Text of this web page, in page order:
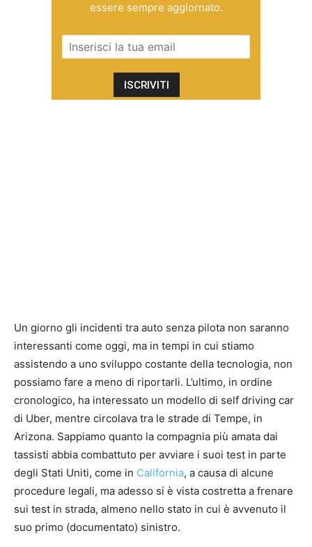
essere sempre aggiornato.
Un giorno gli incidenti tra auto senza pilota non saranno
interessanti come oggi, ma in tempi in cui stiamo
assistendo a uno sviluppo costante della tecnologia, non
possiamo fare a meno di riportarli. L’ultimo, in ordine
cronologico, ha interessato un modello di self driving car
di Uber, mentre circolava tra le strade di Tempe, in
Arizona. Sappiamo quanto la compagnia più amata dai
tassisti abbia combattuto per avviare i suoi test in parte
degli Stati Uniti, come in California, a causa di alcune
procedure legali, ma adesso si è vista costretta a frenare
sui test in strada, almeno nello stato in cui è avvenuto il
suo primo (documentato) sinistro.